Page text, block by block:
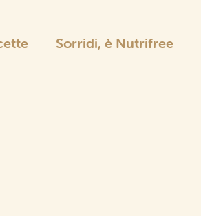
Sorridi, è Nutrifree